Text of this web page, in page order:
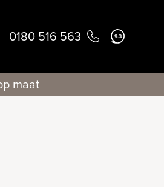
0180 516 563 9.3
maat